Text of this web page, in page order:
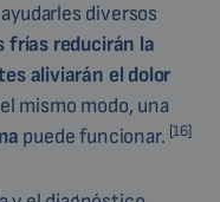
diversos
frías reducirán la
aliviarán el dolor
mismo modo, una
puede funcionar. [16]